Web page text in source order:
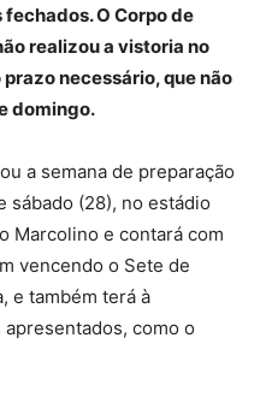
O Corpo de
realizou a vistoria no
necessário, que não
domingo.
a semana de preparação
sábado (28), no estádio
Marcolino e contará com
vencendo o Sete de
e também terá à
como o